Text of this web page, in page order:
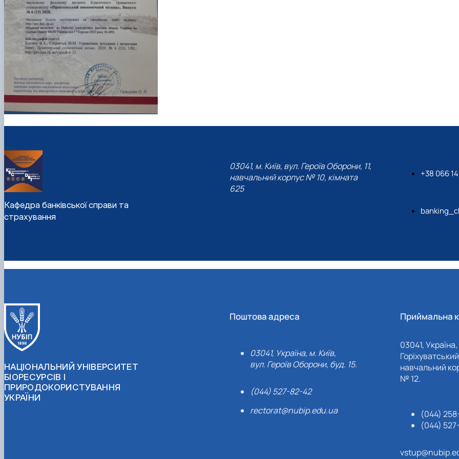
Кафедра банківської справи та
страхування
03041, м. Київ, вул. Героїв Оборони, 11,
навчальний корпус № 10, кімната
625
+38 066
НАЦІОНАЛЬНИЙ УНІВЕРСИТЕТ
БІОРЕСУРСІВ І
ПРИРОДОКОРИСТУВАННЯ
УКРАЇНИ
Поштова адреса
03041, Україна, м. Київ,
вул. Героїв Оборони, буд. 15.
(044) 527-82-42
rectorat@nubip.edu.ua
Приймальна
03041,
навчальний
№ 12.
(044)
(044)